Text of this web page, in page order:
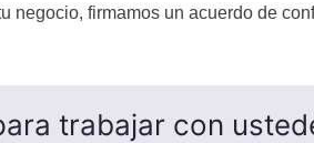
firmamos un acuerdo de
trabajar con